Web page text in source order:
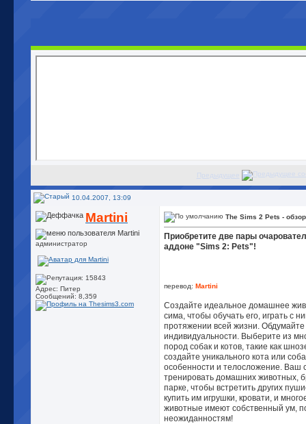
Предыдущее
10.04.2007, 13:09
Martini
администратор
Адрес: Питер
Сообщений: 8,359
The Sims 2 Pets -
Приобретите две пары
аддоне "Sims 2: Pets"!
перевод: Martini
Создайте идеальное домашнее
сима, чтобы обучать его, играть с
протяжении всей жизни. Обдумайте
индивидуальности. Выберите из
пород собак и котов, такие как
создайте уникального кота или
особенности и телосложение. Ваш
тренировать домашних животных,
парке, чтобы встретить других
купить им игрушки, кровати, и
животные имеют собственный ум,
неожиданностям!